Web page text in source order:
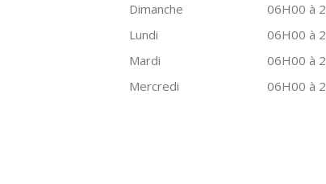
Dimanche
06H00 à
Lundi
06H00 à
Mardi
06H00 à
Mercredi
06H00 à